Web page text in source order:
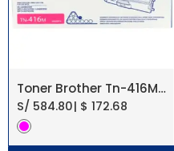
Toner Brother Tn-416M Magenta Hl-L8360Cdw
S/ 584.80| $ 172.68